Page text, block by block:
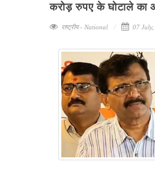
करोड़ रुपए के घोटाले का
राष्ट्रीय - National 07